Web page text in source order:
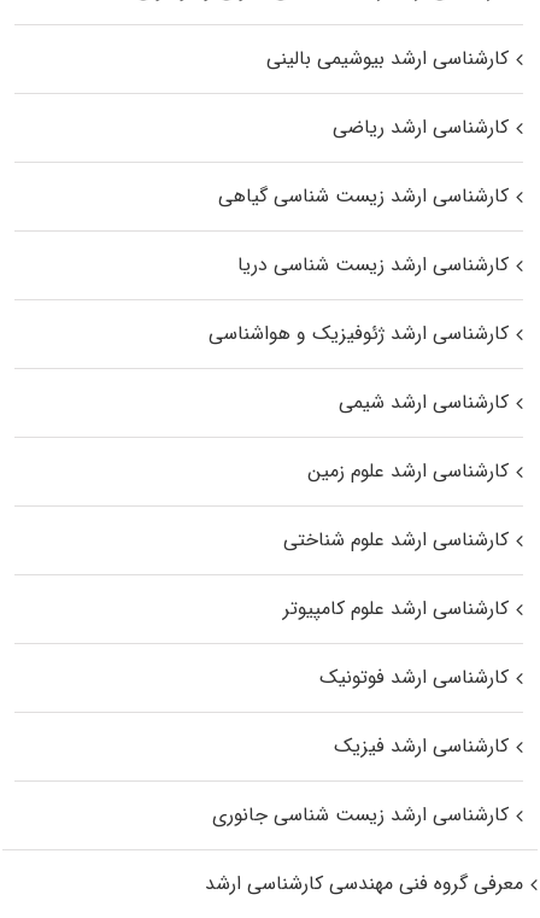
کارشناسی ارشد بیوشیمی بالینی
کارشناسی ارشد ریاضی
کارشناسی ارشد زیست‌ شناسی گیاهی
کارشناسی ارشد زیست‌ شناسی دریا
کارشناسی ارشد ژئوفیزیک و هواشناسی
کارشناسی ارشد شیمی
کارشناسی ارشد علوم زمین
کارشناسی ارشد علوم شناختی
کارشناسی ارشد علوم کامپیوتر
کارشناسی ارشد فوتونیک
کارشناسی ارشد فیزیک
کارشناسی ارشد زیست‌ شناسی جانوری
معرفی گروه فنی مهندسی کارشناسی ارشد